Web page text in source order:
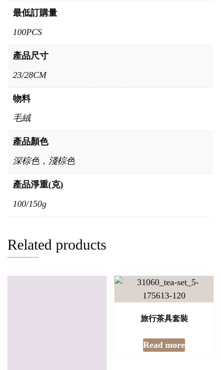
最低訂購量
100PCS
產品尺寸
23/28CM
物料
毛絨
產品顏色
深棕色，淺棕色
產品淨重(克)
100/150g
Related products
旅行茶具套裝
Read more